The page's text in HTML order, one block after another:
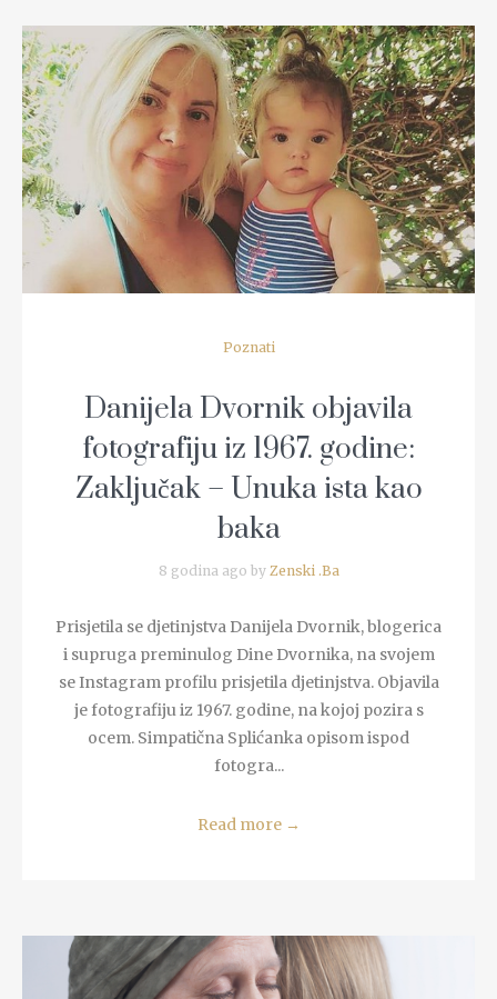
READ MORE
Poznati
Danijela Dvornik objavila
fotografiju iz 1967. godine:
Zaključak – Unuka ista kao
baka
8 godina ago by Zenski .Ba
Prisjetila se djetinjstva Danijela Dvornik, blogerica
i supruga preminulog Dine Dvornika, na svojem
se Instagram profilu prisjetila djetinjstva. Objavila
je fotografiju iz 1967. godine, na kojoj pozira s
ocem. Simpatična Splićanka opisom ispod
fotogra...
Read more →